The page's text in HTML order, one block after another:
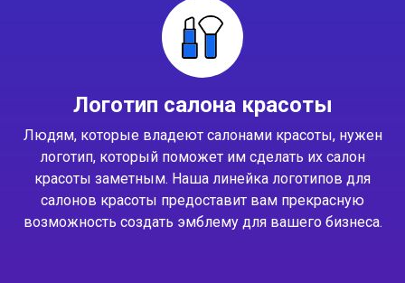
Логотип салона красоты
Людям, которые владеют салонами красоты, нужен
логотип, который поможет им сделать их салон
красоты заметным. Наша линейка логотипов для
салонов красоты предоставит вам прекрасную
возможность создать эмблему для вашего бизнеса.